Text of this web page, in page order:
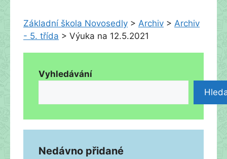
Základní škola Novosedly > Archiv > Archiv
- 5. třída > Výuka na 12.5.2021
Vyhledávání
Nedávno přidané